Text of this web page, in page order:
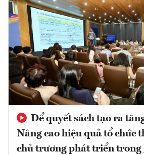
Để quyết sách tạo ra
Nâng cao hiệu quả tổ chức
chủ trương phát triển trong